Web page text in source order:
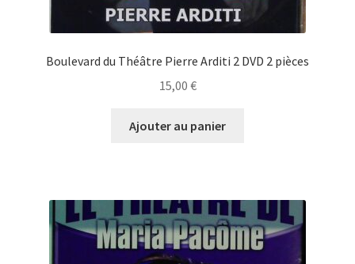
Boulevard du Théâtre Pierre Arditi 2 DVD 2 pièces
15,00 €
Ajouter au panier